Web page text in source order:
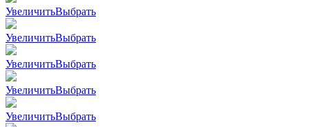
УвеличитьВыбрать
УвеличитьВыбрать
УвеличитьВыбрать
УвеличитьВыбрать
УвеличитьВыбрать